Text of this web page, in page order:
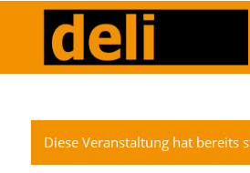
Diese Veranstaltung hat bereits